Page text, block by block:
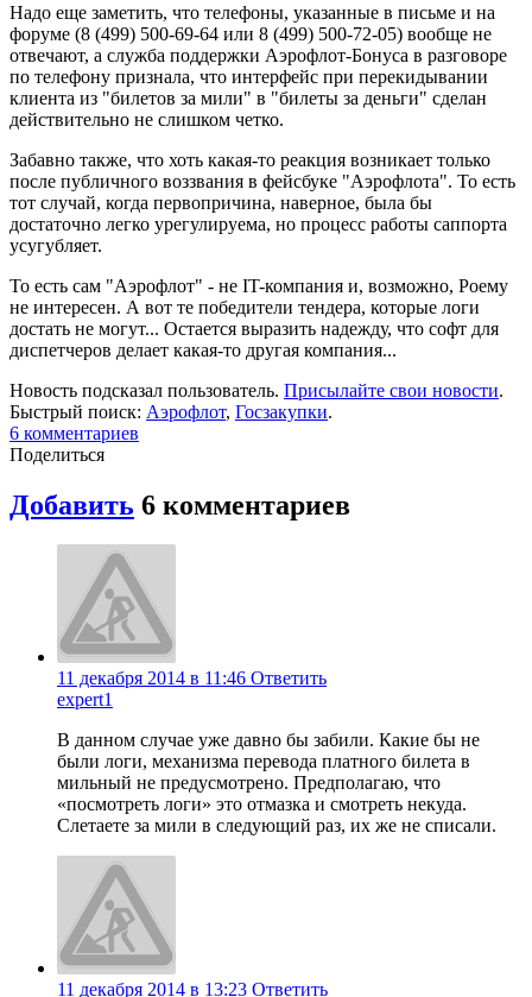
Надо еще заметить, что телефоны, указанные в письме и на
форуме (8 (499) 500-69-64 или 8 (499) 500-72-05) вообще не
отвечают, а служба поддержки Аэрофлот-Бонуса в разговоре
по телефону признала, что интерфейс при перекидывании
клиента из "билетов за мили" в "билеты за деньги" сделан
действительно не слишком четко.
Забавно также, что хоть какая-то реакция возникает только
после публичного воззвания в фейсбуке "Аэрофлота". То есть
тот случай, когда первопричина, наверное, была бы
достаточно легко урегулируема, но процесс работы саппорта
усугубляет.
То есть сам "Аэрофлот" - не IT-компания и, возможно, Роему
не интересен. А вот те победители тендера, которые логи
достать не могут... Остается выразить надежду, что софт для
диспетчеров делает какая-то другая компания...
Новость подсказал пользователь. Присылайте свои новости.
Быстрый поиск: Аэрофлот, Госзакупки.
6 комментариев
Поделиться
Добавить 6 комментариев
11 декабря 2014 в 11:46 Ответить
expert1
В данном случае уже давно бы забили. Какие бы не
были логи, механизма перевода платного билета в
мильный не предусмотрено. Предполагаю, что
«посмотреть логи» это отмазка и смотреть некуда.
Слетаете за мили в следующий раз, их же не списали.
11 декабря 2014 в 13:23 Ответить